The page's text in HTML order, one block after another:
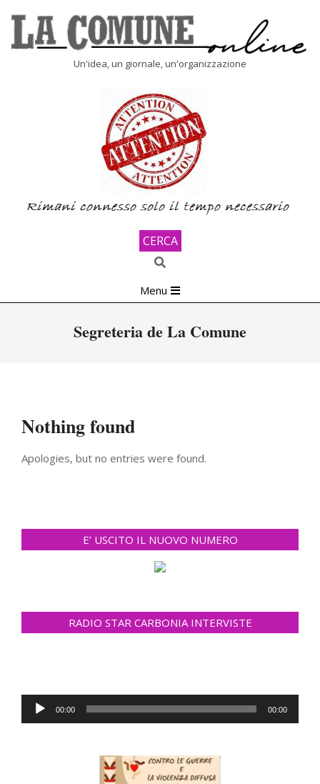
content
Un'idea, un giornale, un'organizzazione
CERCA
Search
Navigation
Menu
Segreteria de La Comune
Nothing found
Apologies, but no entries were found.
E’ USCITO IL NUOVO NUMERO
RADIO STAR CARBONIA INTERVISTE
Audio-
Player
00:00 00:00